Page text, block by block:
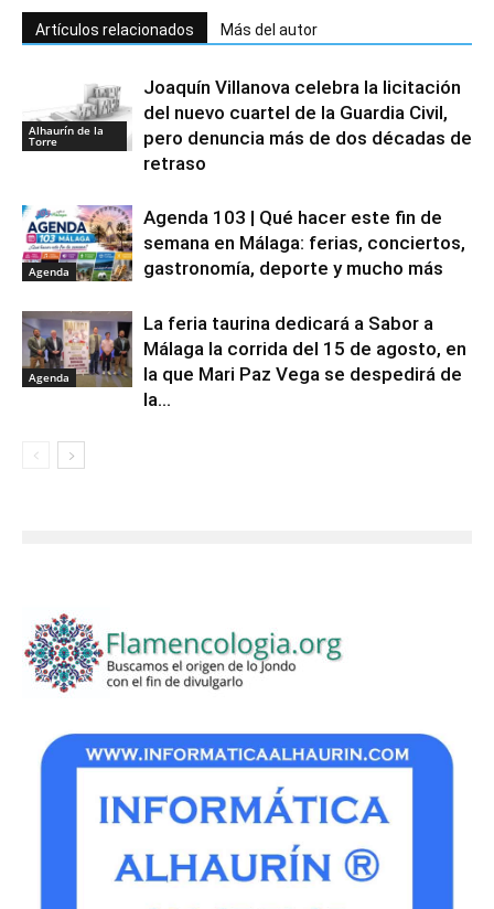
Artículos relacionados Más del autor
Alhaurín de la
Torre
Joaquín Villanova celebra la licitación
del nuevo cuartel de la Guardia Civil,
pero denuncia más de dos décadas de
retraso
Agenda
Agenda 103 | Qué hacer este fin de
semana en Málaga: ferias, conciertos,
gastronomía, deporte y mucho más
Agenda
La feria taurina dedicará a Sabor a
Málaga la corrida del 15 de agosto, en
la que Mari Paz Vega se despedirá de
la...